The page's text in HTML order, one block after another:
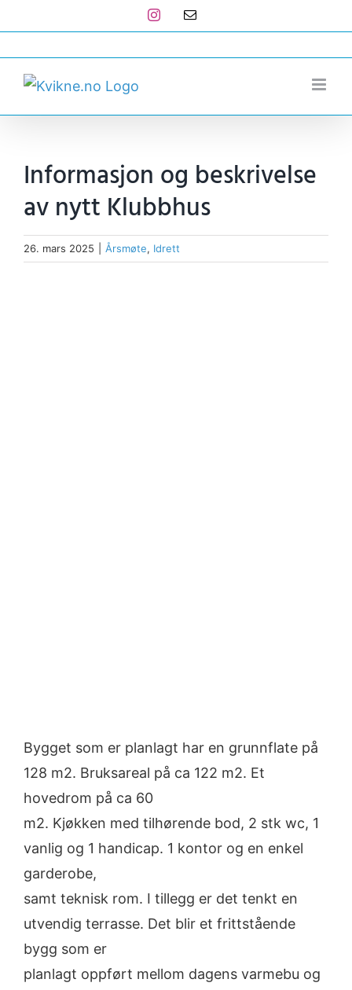
to
content
Instagram
E-
Informasjon og beskrivelse
av nytt Klubbhus
26. mars 2025 Årsmøte, Idrett
Bygget som er planlagt har en grunnflate på
128 m2. Bruksareal på ca 122 m2. Et
hovedrom på ca 60
m2. Kjøkken med tilhørende bod, 2 stk wc, 1
vanlig og 1 handicap. 1 kontor og en enkel
garderobe,
samt teknisk rom. I tillegg er det tenkt en
utvendig terrasse. Det blir et frittstående
bygg som er
planlagt oppført mellom dagens varmebu og